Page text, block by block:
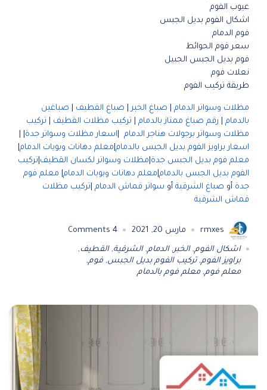
عيوب الفوم
اشكال الفوم بديل الجبس
فوم الدمام
سعر فوم الحوائط
فوم بديل الجبس الجبيل
نعلات فوم
طريقة تركيب الفوم
مظلات وسواتر الدمام صباغ الخبر| صباغ القطيف
صباغين
بالدمام
رقم صباغ ممتاز بالدمام تركيب مظلات القطيف
تركيب
مظلات وسواتر برجولات هناجر الدمام
اسعار مظلات وسواتر جدة
اسعار براويز الفوم بديل الجبس بالدمام معلم دهانات وبويات الدمام
معلم فوم بديل الجبس جدة مظلات وسواتر لكسان القطيف تركيب
الفوم بديل الجبس بالدمام معلم دهانات وبويات الدمام معلم فوم
جدة أو صباغ الشرقية أو سواتر قماش الدمام تركيب مظلات
قماش الشرقية
rmxes مارس 20, 2021 4
اشكال الفوم,الخبر,الدمام,الشرقية,القطيف ,
براويز الفوم,تركيب الفوم بديل الجبس, فوم,
معلم فوم,معلم فوم بالدمام